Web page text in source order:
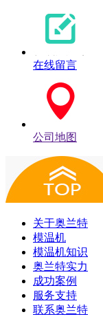
在线留言
公司地图
关于奥兰特
模温机
模温机知识
奥兰特实力
成功案例
服务支持
联系奥兰特